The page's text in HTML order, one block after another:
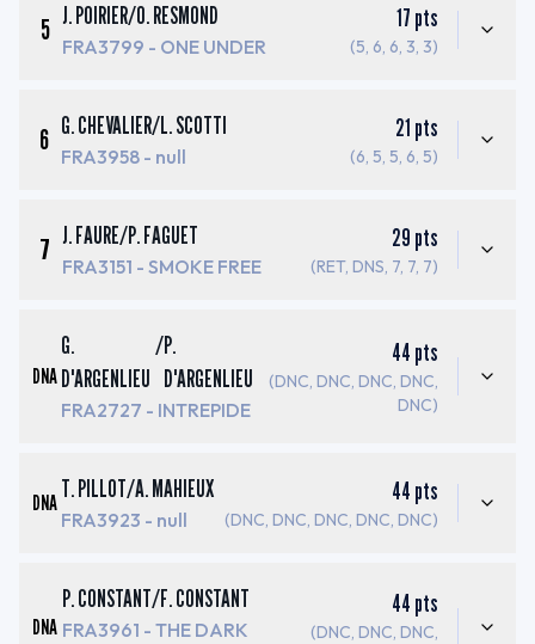
5 J. POIRIER/O. RESMOND
FRA3799 - ONE UNDER
17 pts
(5, 6, 6, 3, 3)
6 G. CHEVALIER/L. SCOTTI
FRA3958- null
21 pts
(6, 5, 5, 6, 5)
7 J. FAURE/P. FAGUET
FRA3151 - SMOKE FREE
29 pts
(RET, DNS, 7, 7, 7)
DNA
G.
D'ARGENLIEU
/P.
D'ARGENLIEU
FRA2727 - INTREPIDE
44 pts
(DNC, DNC, DNC, DNC,
DNC)
DNAT. PILLOT/A. MAHIEUX
FRA3923 - null
44 pts
(DNC, DNC, DNC, DNC, DNC)
DNA
P. CONSTANT/F. CONSTANT
FRA3961 - THE DARK
44 pts
(DNC, DNC, DNC,